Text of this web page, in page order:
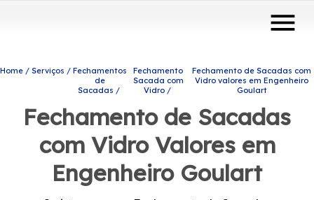
menu
Home Serviços
Fechamentos
de
Sacadas
Fechamento
Sacada com
Vidro
Fechamento de Sacadas com
Vidro valores em Engenheiro
Goulart
Fechamento de Sacadas
com Vidro Valores em
Engenheiro Goulart